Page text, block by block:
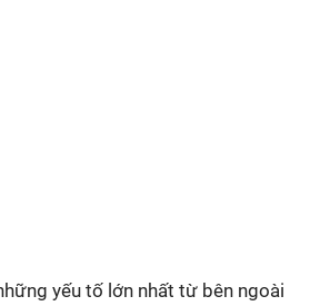
yếu tố lớn nhất từ bên ngoài